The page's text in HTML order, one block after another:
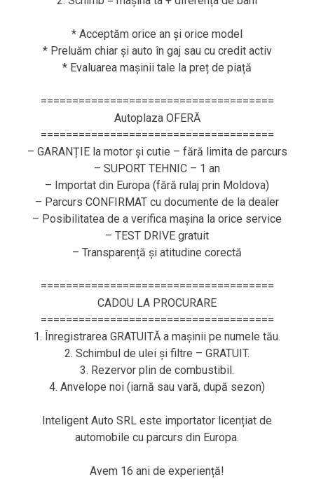
* Acceptăm orice an și orice model
* Preluăm chiar și auto în gaj sau cu credit activ
* Evaluarea mașinii tale la preț de piață
=====================================
Autoplaza OFERĂ
=====================================
– GARANȚIE la motor și cutie – fără limita de parcurs
– SUPORT TEHNIC – 1 an
– Importat din Europa (fără rulaj prin Moldova)
– Parcurs CONFIRMAT cu documente de la dealer
– Posibilitatea de a verifica mașina la orice service
– TEST DRIVE gratuit
– Transparență și atitudine corectă
=====================================
CADOU LA PROCURARE
=====================================
1. Înregistrarea GRATUITĂ a mașinii pe numele tău.
2. Schimbul de ulei și filtre – GRATUIT.
3. Rezervor plin de combustibil.
4. Anvelope noi (iarnă sau vară, după sezon)
Inteligent Auto SRL este importator licențiat de
automobile cu parcurs din Europa.
Avem 16 ani de experiență!